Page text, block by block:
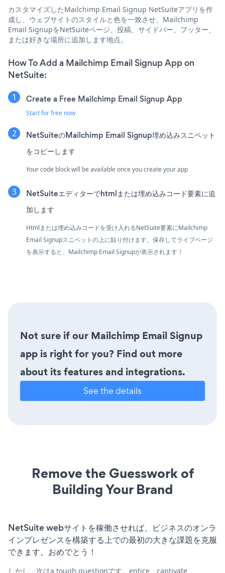
カスタマイズしたMailchimp Email Signup NetSuiteアプリを作
成し、ウェブサイトのスタイルと色を一致させ、Mailchimp
Email SignupをNetSuiteページ、投稿、サイドバー、フッター、
または好きな場所に追加します地点。
How To Add a Mailchimp Email Signup App on
NetSuite:
Create a Free Mailchimp Email Signup App
Start for free now
NetSuiteのMailchimp Email Signup埋め込みスニペット
をコピーします
Your code block will be available once you create your app
NetSuiteエディターでhtmlまたは埋め込みコード要素に追
加します
Htmlまたは埋め込みコードを受け入れるNetSuite要素にMailchimp
Email Signupスニペットの上に貼り付けます。保存してライブページ
を表示すると、Mailchimp Email Signupが表示されます！
Not sure if our Mailchimp Email Signup
app is right for you? Find out more
about its features and integrations.
See the details
Remove the Guesswork of
Building Your Brand
NetSuite webサイトを稼働させれば、ビジネスのオンラ
インプレゼンスを構築する上での最初の大きな課題を克服
できます。おめでとう！
しかし、次はa tough questionです。entice、captivate、